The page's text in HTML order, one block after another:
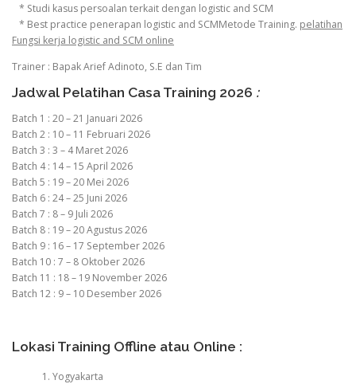
* Studi kasus persoalan terkait dengan logistic and SCM
* Best practice penerapan logistic and SCMMetode Training. pelatihan
Fungsi kerja logistic and SCM online
Trainer : Bapak Arief Adinoto, S.E dan Tim
Jadwal Pelatihan Casa Training 2026 :
Batch 1 : 20 – 21 Januari 2026
Batch 2 : 10 – 11 Februari 2026
Batch 3 : 3 – 4 Maret 2026
Batch 4 : 14 – 15 April 2026
Batch 5 : 19 – 20 Mei 2026
Batch 6 : 24 – 25 Juni 2026
Batch 7 : 8 – 9 Juli 2026
Batch 8 : 19 – 20 Agustus 2026
Batch 9 : 16 – 17 September 2026
Batch 10 : 7 – 8 Oktober 2026
Batch 11 : 18 – 19 November 2026
Batch 12 : 9 – 10 Desember 2026
Lokasi Training Offline atau Online :
Yogyakarta